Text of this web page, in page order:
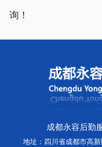
询！
成都永容后勤
地址：四川省成都市高